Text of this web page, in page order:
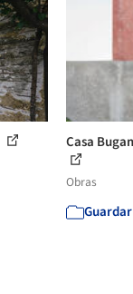
Casa
Obras
Guardar